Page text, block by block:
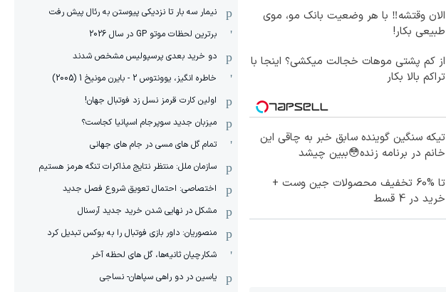
الان وقتشه‼️ با هر وضعیت بانک مو، موی
طبیعی بکار!
از کم پشتی موهات خجالت میکشی؟ اینجا با
تراکم بالا بکار
تیکه سنگین گوینده سابق خبر به چاقی این
خانم در برنامه زنده😳ببین چیشد
تا %60 تخفیف محصولات جین وست +
خرید در 4 قسط
نیمار سه بار تا نزدیکی پیوستن به رئال پیش رفت
برترین لحظات موتو GP در سال 2026
دو خرید بعدی پرسپولیس مشخص شدند
خاطره انگیز، یوونتوس 2 - بایرن مونیخ 1 (2005)
اولین کارت قرمز نسل زد فوتبال جهان!
میزبان جدید سوپرجام اسپانیا کجاست؟
تمام گل های مسی در جام های جهانی
سازمان ملل: منتظر نتایج مذاکرات تنگه هرمز هستیم
اختصاصی: احتمال تعویق شروع فصل جدید
مشکل در نهایی شدن خرید جدید آرسنال
منصوریان: داور بازی فوتبال را به بوکس تبدیل کرد
شکارچیان ثانیه‌ها، گل های لحظه آخر
یاسین در دو راهی سپاهان- نساجی